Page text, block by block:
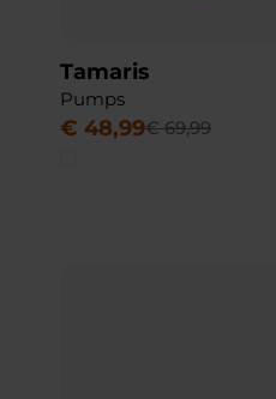
Tamaris
Pumps
€ 48,99€ 69,99